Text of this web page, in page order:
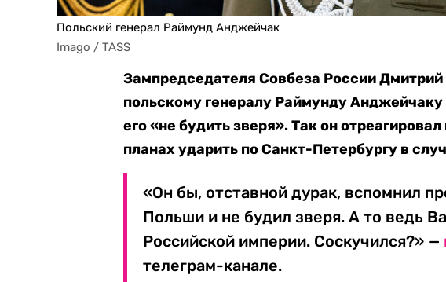
Польский генерал Раймунд Анджейчак
Imago / TASS
Зампредседателя Совбеза России
польскому генералу Раймунду
его «не будить зверя». Так он
планах ударить по Санкт-Петербургу в
«Он бы, отставной дурак, вспомнил
Польши и не будил зверя. А то ведь
Российской империи. Соскучился?» —
телеграм-канале.